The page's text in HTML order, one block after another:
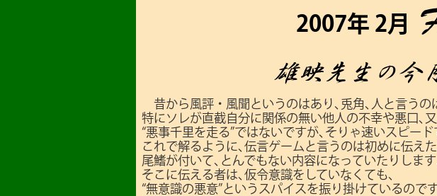
2007年 2月
昔から風評・風聞というのはあり､兎角､人と言うの
特にソレが直截自分に関係の無い他人の不幸や悪口､
“悪事千里を走る”ではないですが､そりゃ速いスピー
これで解るように､伝言ゲームと言うのは初めに伝え
尾鰭が付いて､とんでもない内容になっていたりします
そこに伝える者は､仮令意識をしていなくても､
“無意識の悪意”というスパイスを振り掛けているのです